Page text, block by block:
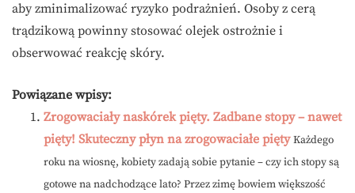
aby zminimalizować ryzyko podrażnień. Osoby z cerą
trądzikową powinny stosować olejek ostrożnie i
obserwować reakcję skóry.
Powiązane wpisy:
Zrogowaciały naskórek pięty. Zadbane stopy – nawet
pięty! Skuteczny płyn na zrogowaciałe pięty Każdego
roku na wiosnę, kobiety zadają sobie pytanie – czy ich stopy są
gotowe na nadchodzące lato? Przez zimę bowiem większość